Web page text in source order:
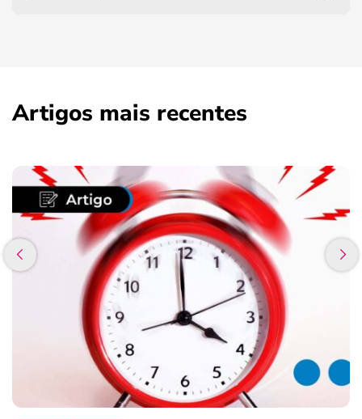
Artigos mais recentes